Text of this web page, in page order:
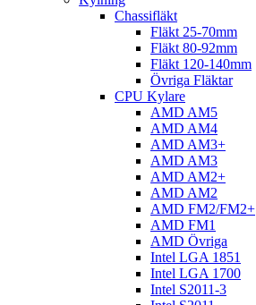
Chassifläkt
Fläkt 25-70mm
Fläkt 80-92mm
Fläkt 120-140mm
Övriga Fläktar
CPU Kylare
AMD AM5
AMD AM4
AMD AM3+
AMD AM3
AMD AM2+
AMD AM2
AMD FM2/FM2+
AMD FM1
AMD Övriga
Intel LGA 1851
Intel LGA 1700
Intel S2011-3